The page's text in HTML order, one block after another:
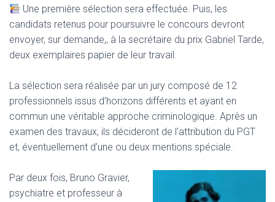
Une première sélection sera effectuée. Puis, les
candidats retenus pour poursuivre le concours devront
envoyer, sur demande,, à la secrétaire du prix Gabriel Tarde,
deux exemplaires papier de leur travail.
La sélection sera réalisée par un jury composé de 12
professionnels issus d’horizons différents et ayant en
commun une véritable approche criminologique. Après un
examen des travaux, ils décideront de l’attribution du PGT
et, éventuellement d’une ou deux mentions spéciale.
Par deux fois, Bruno Gravier,
psychiatre et professeur à